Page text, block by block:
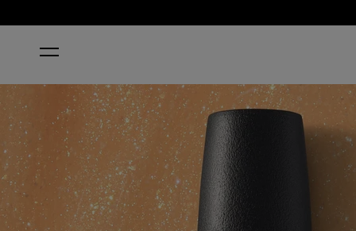
ACCUEIL BEAUTY SCHOOL POPOUT